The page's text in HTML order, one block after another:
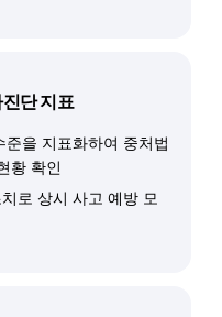
단 지표
을 지표화하여 중처법
황 확인
로 상시 사고 예방 모